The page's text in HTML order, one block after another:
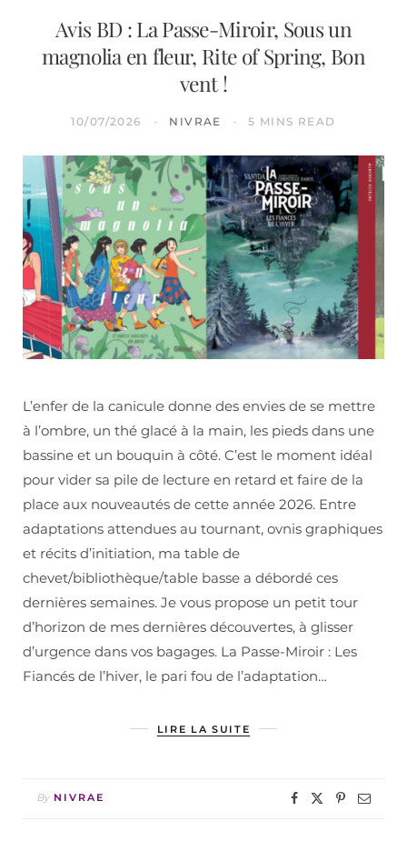
Avis BD : La Passe-Miroir, Sous un
magnolia en fleur, Rite of Spring, Bon
vent !
10/07/2026 NIVRAE 5 MINS READ
L’enfer de la canicule donne des envies de se mettre
à l’ombre, un thé glacé à la main, les pieds dans une
bassine et un bouquin à côté. C’est le moment idéal
pour vider sa pile de lecture en retard et faire de la
place aux nouveautés de cette année 2026. Entre
adaptations attendues au tournant, ovnis graphiques
et récits d’initiation, ma table de
chevet/bibliothèque/table basse a débordé ces
dernières semaines. Je vous propose un petit tour
d’horizon de mes dernières découvertes, à glisser
d’urgence dans vos bagages. La Passe-Miroir : Les
Fiancés de l’hiver, le pari fou de l’adaptation…
LIRE LA SUITE
By NIVRAE